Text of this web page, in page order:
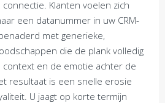
Klanten voelen zich
een datanummer in uw CRM-
met generieke,
die de plank volledig
context en de emotie achter de
resultaat is een snelle erosie
U jaagt op korte termijn